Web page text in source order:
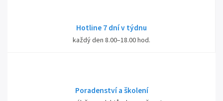
Hotline 7 dní v týdnu
každý den 8.00–18.00 hod.
Poradenství a školení